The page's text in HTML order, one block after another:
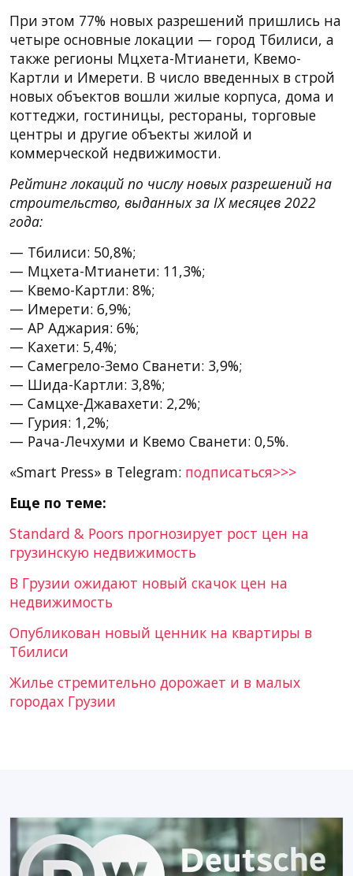
При этом 77% новых разрешений пришлись на
четыре основные локации — город Тбилиси, а
также регионы Мцхета-Мтианети, Квемо-
Картли и Имерети. В число введенных в строй
новых объектов вошли жилые корпуса, дома и
коттеджи, гостиницы, рестораны, торговые
центры и другие объекты жилой и
коммерческой недвижимости.
Рейтинг локаций по числу новых разрешений на
строительство, выданных за IX месяцев 2022
года:
— Тбилиси: 50,8%;
— Мцхета-Мтианети: 11,3%;
— Квемо-Картли: 8%;
— Имерети: 6,9%;
— АР Аджария: 6%;
— Кахети: 5,4%;
— Самегрело-Земо Сванети: 3,9%;
— Шида-Картли: 3,8%;
— Самцхе-Джавахети: 2,2%;
— Гурия: 1,2%;
— Рача-Лечхуми и Квемо Сванети: 0,5%.
«Smart Press» в Telegram: подписаться>>>
Еще по теме:
Standard & Poors прогнозирует рост цен на
грузинскую недвижимость
В Грузии ожидают новый скачок цен на
недвижимость
Опубликован новый ценник на квартиры в
Тбилиси
Жилье стремительно дорожает и в малых
городах Грузии